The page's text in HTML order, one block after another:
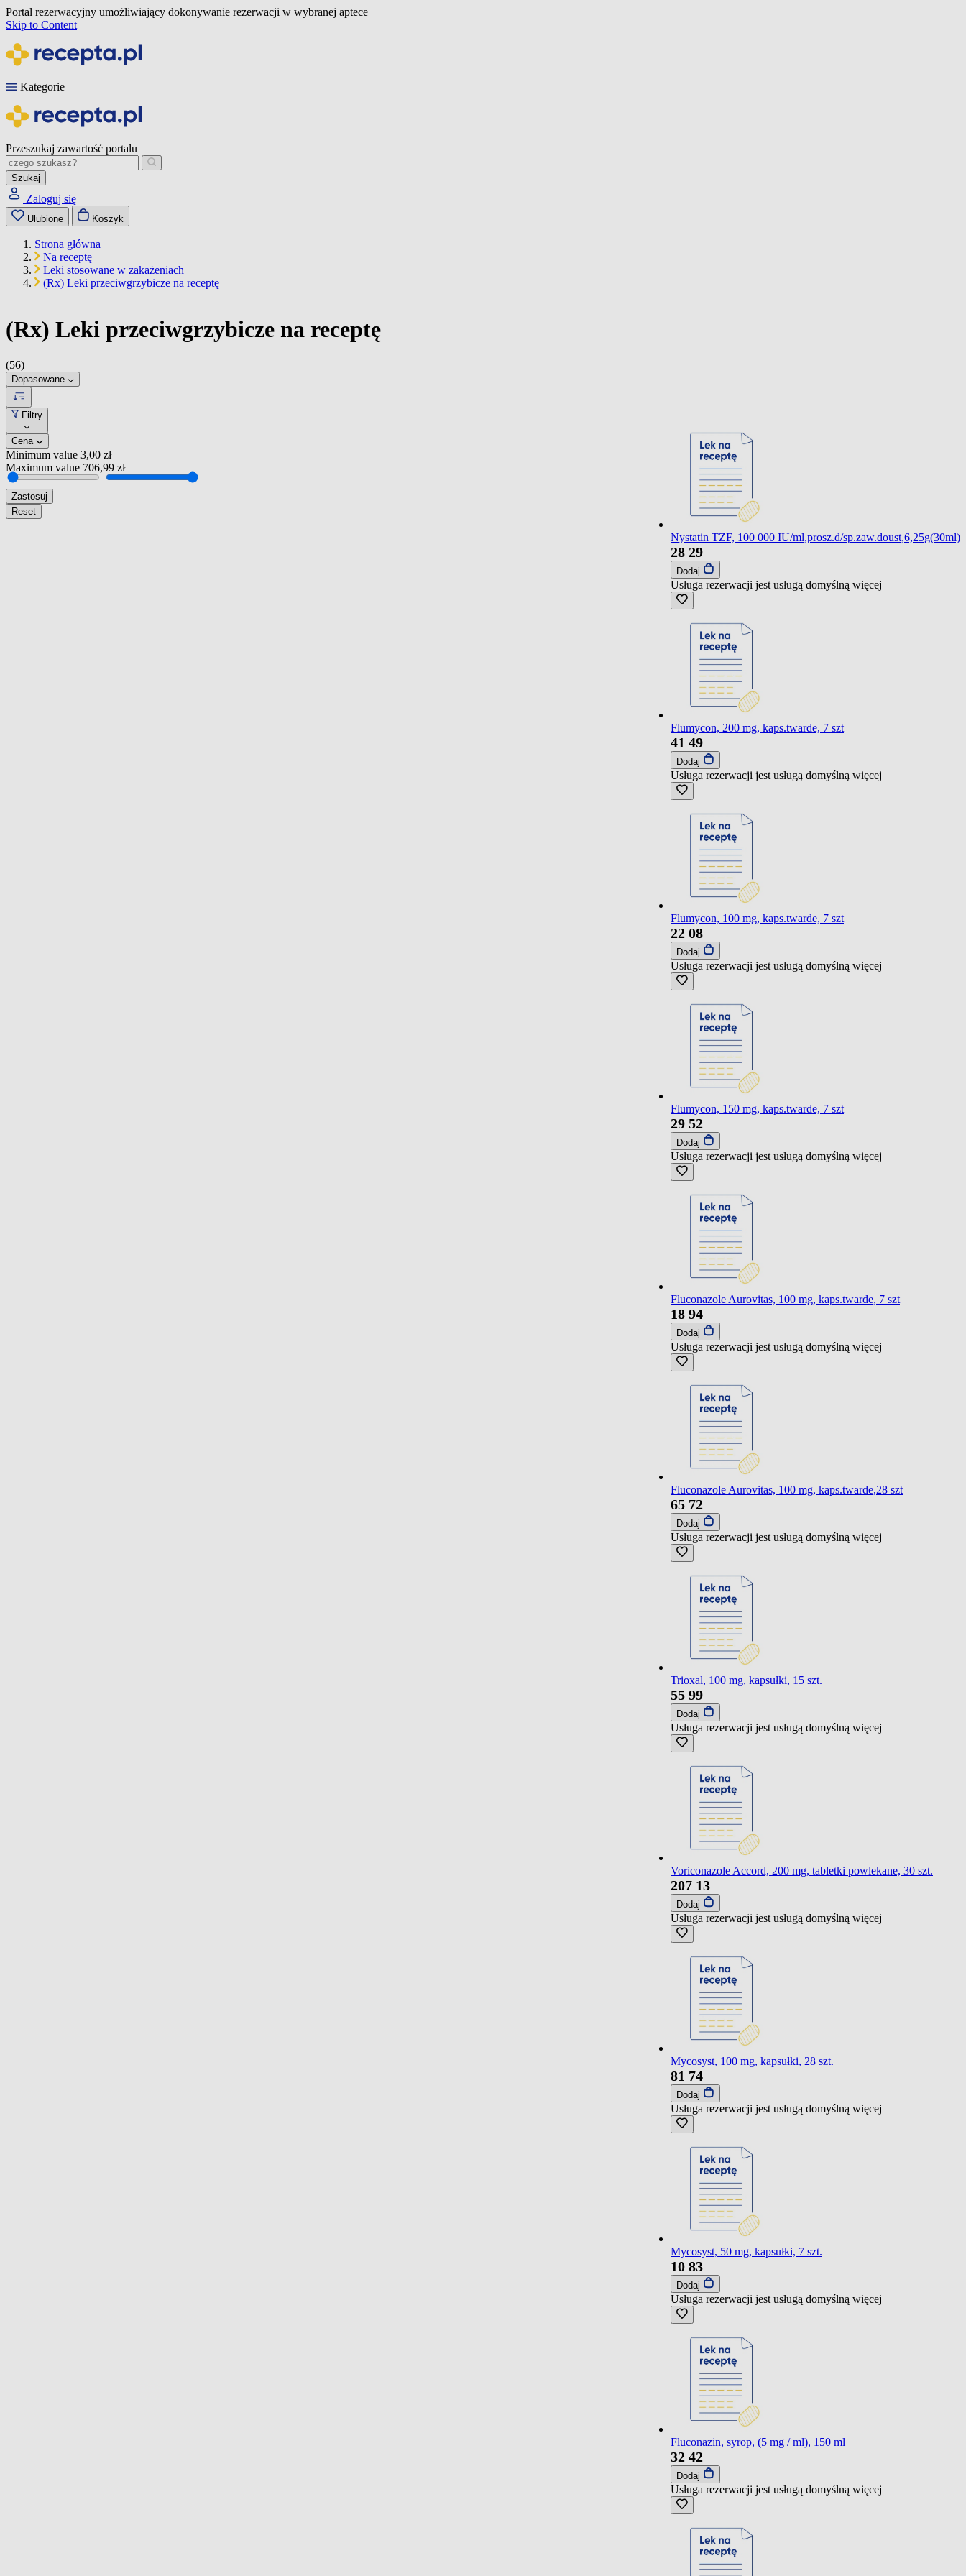
Portal rezerwacyjny umożliwiający dokonywanie rezerwacji w wybranej aptece
Skip to Content
Kategorie
Przeszukaj zawartość portalu
Szukaj
Zaloguj się
Ulubione Koszyk
Strona główna
Na receptę
Leki stosowane w zakażeniach
(Rx) Leki przeciwgrzybicze na receptę
(Rx) Leki przeciwgrzybicze na receptę
(56)
Dopasowane
Filtry
Cena
Minimum value 3,00 zł
Maximum value 706,99 zł
Zastosuj
Reset
Nystatin TZF, 100 000 IU/ml,prosz.d/sp.zaw.doust,6,25g(30ml)
28 29
Dodaj
Usługa rezerwacji jest usługą domyślną więcej
Flumycon, 200 mg, kaps.twarde, 7 szt
41 49
Dodaj
Usługa rezerwacji jest usługą domyślną więcej
Flumycon, 100 mg, kaps.twarde, 7 szt
22 08
Dodaj
Usługa rezerwacji jest usługą domyślną więcej
Flumycon, 150 mg, kaps.twarde, 7 szt
29 52
Dodaj
Usługa rezerwacji jest usługą domyślną więcej
Fluconazole Aurovitas, 100 mg, kaps.twarde, 7 szt
18 94
Dodaj
Usługa rezerwacji jest usługą domyślną więcej
Fluconazole Aurovitas, 100 mg, kaps.twarde,28 szt
65 72
Dodaj
Usługa rezerwacji jest usługą domyślną więcej
Trioxal, 100 mg, kapsułki, 15 szt.
55 99
Dodaj
Usługa rezerwacji jest usługą domyślną więcej
Voriconazole Accord, 200 mg, tabletki powlekane, 30 szt.
207 13
Dodaj
Usługa rezerwacji jest usługą domyślną więcej
Mycosyst, 100 mg, kapsułki, 28 szt.
81 74
Dodaj
Usługa rezerwacji jest usługą domyślną więcej
Mycosyst, 50 mg, kapsułki, 7 szt.
10 83
Dodaj
Usługa rezerwacji jest usługą domyślną więcej
Fluconazin, syrop, (5 mg / ml), 150 ml
32 42
Dodaj
Usługa rezerwacji jest usługą domyślną więcej